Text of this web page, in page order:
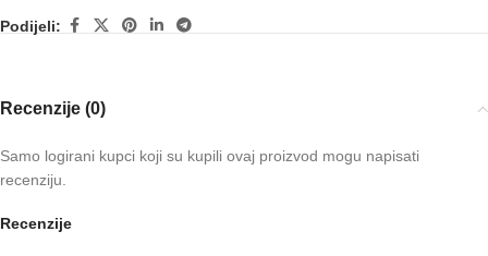
Podijeli:
Recenzije (0)
Recenzije
Samo logirani kupci koji su kupili ovaj proizvod mogu napisati
recenziju.